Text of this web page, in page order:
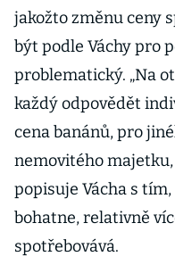
jakožto změnu ceny
být podle Váchy pro
problematický. „Na
každý odpovědět
cena banánů, pro
nemovitého
popisuje Vácha s
bohatne, relativně
spotřebovává.